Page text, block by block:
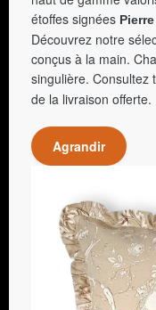
étoffes signées
Découvrez notre
conçus à la main.
singulière. Consultez
de la livraison offerte.
Agrandir